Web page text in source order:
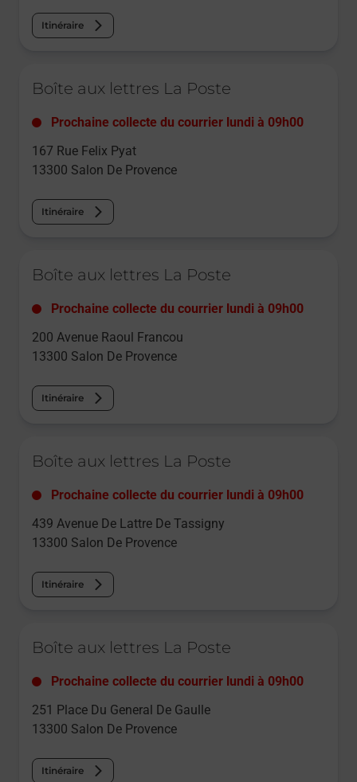
Itinéraire
Boîte aux lettres La Poste
Prochaine collecte du courrier lundi à 09h00
167 Rue Felix Pyat
13300 Salon De Provence
Itinéraire
Boîte aux lettres La Poste
Prochaine collecte du courrier lundi à 09h00
200 Avenue Raoul Francou
13300 Salon De Provence
Itinéraire
Boîte aux lettres La Poste
Prochaine collecte du courrier lundi à 09h00
439 Avenue De Lattre De Tassigny
13300 Salon De Provence
Itinéraire
Boîte aux lettres La Poste
Prochaine collecte du courrier lundi à 09h00
251 Place Du General De Gaulle
13300 Salon De Provence
Itinéraire